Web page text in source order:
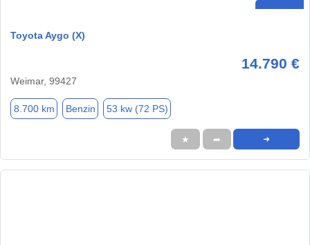
Toyota Aygo (X)
14.790 €
Weimar, 99427
8.700 km Benzin 53 kw (72 PS)
★ ➦ ➜